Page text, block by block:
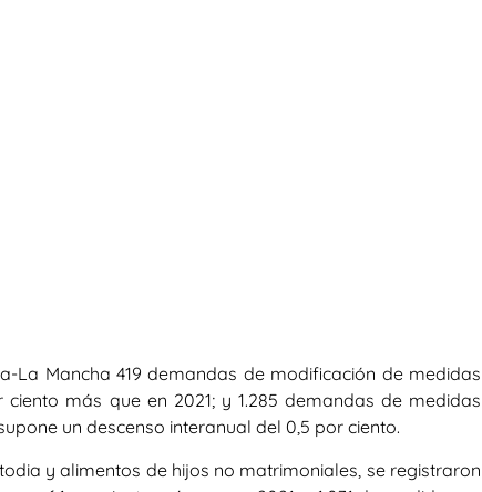
La Mancha 419 demandas de modificación de medidas
más que en 2021; y 1.285 demandas de medidas
un descenso interanual del 0,5 por ciento.
y alimentos de hijos no matrimoniales, se registraron